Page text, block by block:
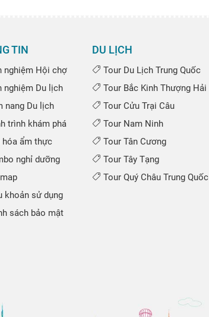
TIN
nghiệm Hội chợ
nghiệm Du lịch
nang Du lịch
trình khám phá
hóa ẩm thực
nghỉ dưỡng
khoản sử dụng
sách bảo mật
DU LỊCH
Tour Du Lịch Trung Quốc
Tour Bắc Kinh Thượng Hải
Tour Cửu Trại Câu
Tour Nam Ninh
Tour Tân Cương
Tour Tây Tạng
Tour Quý Châu Trung Quốc